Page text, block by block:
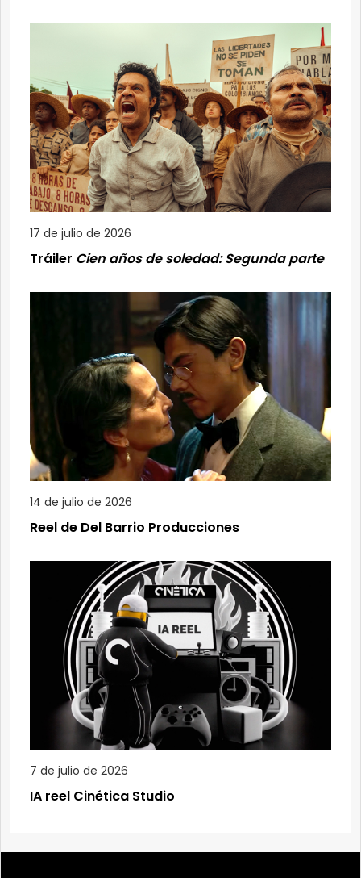
17 de julio de 2026
Tráiler Cien años de soledad: Segunda parte
14 de julio de 2026
Reel de Del Barrio Producciones
7 de julio de 2026
IA reel Cinética Studio